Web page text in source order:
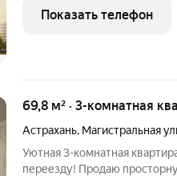
в космос, станут для
районе есть
Показать телефон
69,8 м² · 3-комнатная
Астрахань, Магистральная
Уютная 3-комнатная
переезду! Продаю